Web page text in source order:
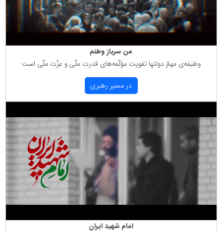
من سرباز وطنم
وظیفه‌ی مهمّ دولتها تقویت مؤلّفه‌های قدرت ملّی و عزّت ملّی است
در مسیر رهبری
امام شهید ایران